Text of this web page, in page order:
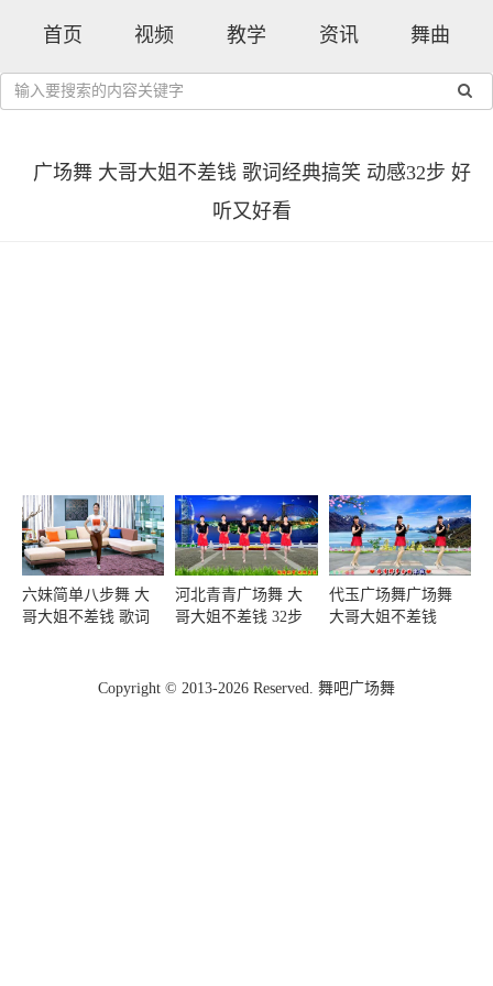
首页 视频 教学 资讯 舞曲
广场舞 大哥大姐不差钱 歌词经典搞笑 动感32步 好
听又好看
六妹简单八步舞 大
哥大姐不差钱 歌词
河北青青广场舞 大
哥大姐不差钱 32步
代玉广场舞广场舞
大哥大姐不差钱
意思
Copyright © 2013-2026 Reserved. 舞吧广场舞